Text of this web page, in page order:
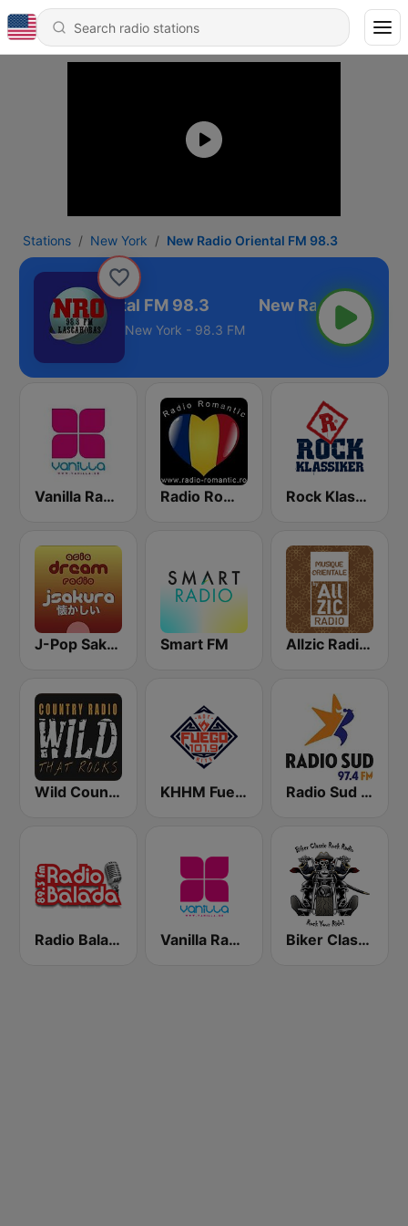
Stations New York New Radio Oriental FM 98.3
Radio Oriental FM 98.3
New York - 98.3 FM
Vanilla Radio Deep Flavors Radio Romantic Rock Klassiker
J-Pop Sakura 懐かしい Smart FM Allzic Radio ORIENTALE
Wild Country Music Radio KHHM Fuego 101.9 Radio Sud FM
Radio Balada Vanilla Radio Deep Biker Classic Rock Radio